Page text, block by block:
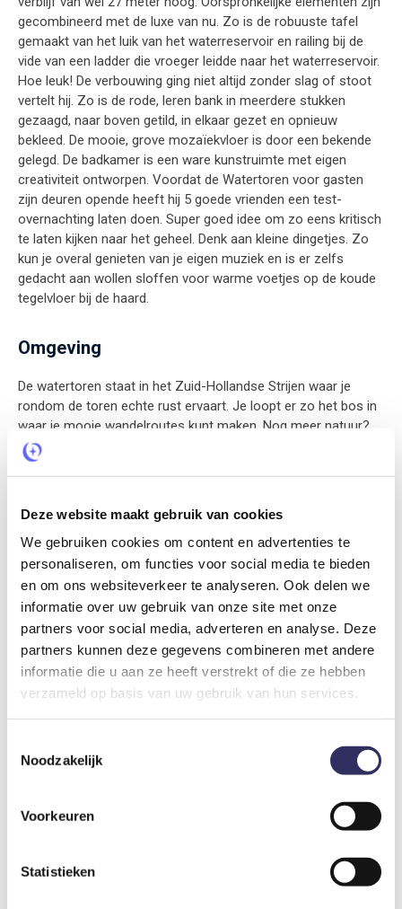
Deze website maakt gebruik van cookies
We gebruiken cookies om content en advertenties te
personaliseren, om functies voor social media te bieden
en om ons websiteverkeer te analyseren. Ook delen we
informatie over uw gebruik van onze site met onze
partners voor social media, adverteren en analyse. Deze
partners kunnen deze gegevens combineren met andere
informatie die u aan ze heeft verstrekt of die ze hebben
verzameld op basis van uw gebruik van hun services.
Noodzakelijk
Voorkeuren
Statistieken
gecombineerd met de luxe van nu. Zo is de robuuste tafel
gemaakt van het luik van het waterreservoir en railing bij de
vide van een ladder die vroeger leidde naar het waterreservoir.
Hoe leuk! De verbouwing ging niet altijd zonder slag of stoot
vertelt hij. Zo is de rode, leren bank in meerdere stukken
gezaagd, naar boven getild, in elkaar gezet en opnieuw
bekleed. De mooie, grove mozaïekvloer is door een bekende
gelegd. De badkamer is een ware kunstruimte met eigen
creativiteit ontworpen. Voordat de Watertoren voor gasten
zijn deuren opende heeft hij 5 goede vrienden een test-
overnachting laten doen. Super goed idee om zo eens kritisch
te laten kijken naar het geheel. Denk aan kleine dingetjes. Zo
kun je overal genieten van je eigen muziek en is er zelfs
gedacht aan wollen sloffen voor warme voetjes op de koude
tegelvloer bij de haard.
Omgeving
De watertoren staat in het Zuid-Hollandse Strijen waar je
rondom de toren echte rust ervaart. Je loopt er zo het bos in
waar je mooie wandelroutes kunt maken. Nog meer natuur?
De Biesbosch is letterlijk om de hoek waar je als echte
natuurliefhebber je hart ophaalt. Uitgerust en toe bent aan een
restaurants en gezellige terrasjes.
Prijs inclusief
De prijs is inclusief bedlinnen, handdoeken en keukendoeken.
Bijkomende kosten
Per verblijf
€ 50,-